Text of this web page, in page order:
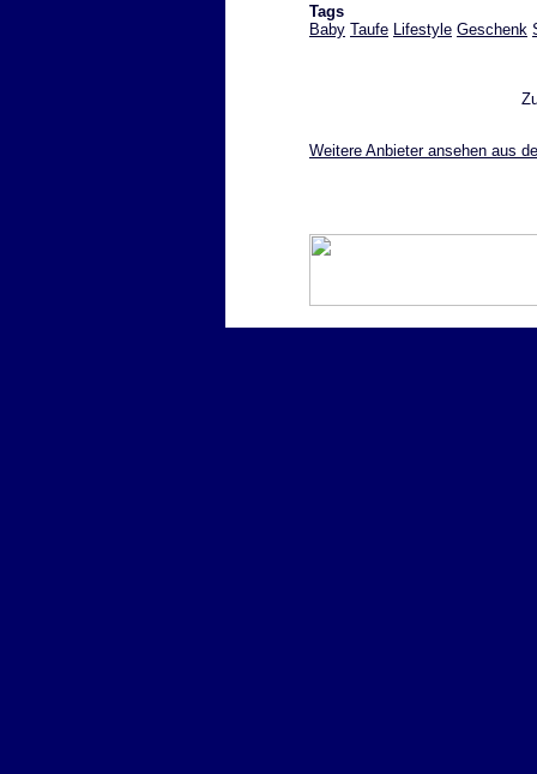
Tags
Baby Taufe Lifestyle Geschenk
Weitere Anbieter ansehen aus